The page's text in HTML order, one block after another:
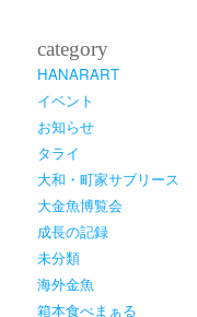
category
HANARART
イベント
お知らせ
タライ
大和・町家サブリース
大金魚博覧会
成長の記録
未分類
海外金魚
箱本食べまぁる